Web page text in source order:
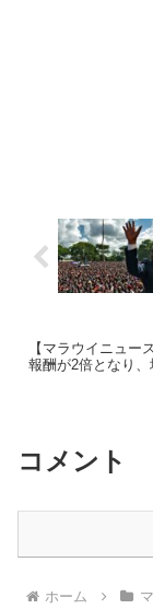
【マラウイニュー
報酬が2倍となり
コメント
ホーム